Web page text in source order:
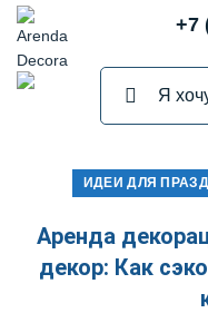
+7
ИДЕИ ДЛЯ
Аренда
декор: Как